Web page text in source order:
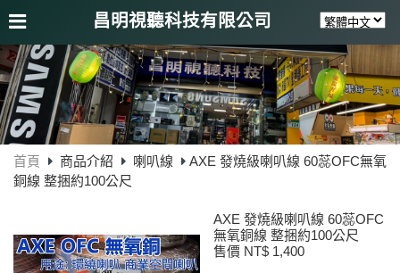
昌明視聽科技有限公司
首頁 商品介紹 喇叭線
AXE 發燒級喇叭線 60蕊OFC無氧
銅線 整捆約100公尺
AXE 發燒級喇叭線 60蕊OFC
無氧銅線 整捆約100公尺
售價 NT$ 1,400